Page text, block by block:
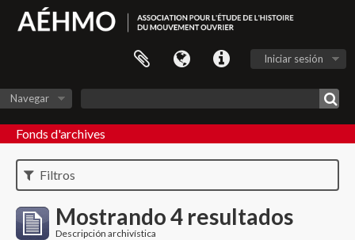
Iniciar sesión
Navegar
Fonds d'archives
Filtros
Mostrando 4 resultados
Descripción archivística